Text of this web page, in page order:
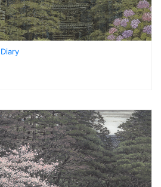
Diary